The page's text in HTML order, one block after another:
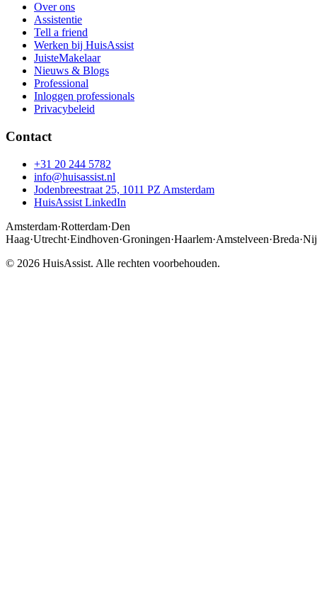
Over ons
Assistentie
Tell a friend
Werken bij HuisAssist
JuisteMakelaar
Nieuws & Blogs
Professional
Inloggen professionals
Privacybeleid
Contact
+31 20 244 5782
info@huisassist.nl
Jodenbreestraat 25, 1011 PZ Amsterdam
HuisAssist LinkedIn
Amsterdam·Rotterdam·Den
Haag·Utrecht·Eindhoven·Groningen·Haarlem·Amstelveen·Breda·
© 2026 HuisAssist. Alle rechten voorbehouden.